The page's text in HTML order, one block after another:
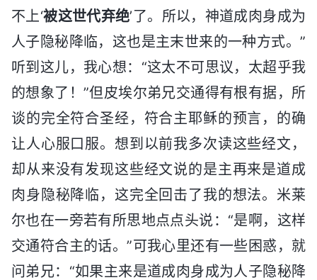
不上‘被这世代弃绝’了。所以，神道成肉身成为
人子隐秘降临，这也是主末世来的一种方式。”
听到这儿，我心想：“这太不可思议，太超乎我
的想象了！”但皮埃尔弟兄交通得有根有据，所
谈的完全符合圣经，符合主耶稣的预言，的确
让人心服口服。想到以前我多次读这些经文，
却从来没有发现这些经文说的是主再来是道成
肉身隐秘降临，这完全回击了我的想法。米莱
尔也在一旁若有所思地点点头说：“是啊，这样
交通符合主的话。”可我心里还有一些困惑，就
问弟兄：“如果主来是道成肉身成为人子隐秘降